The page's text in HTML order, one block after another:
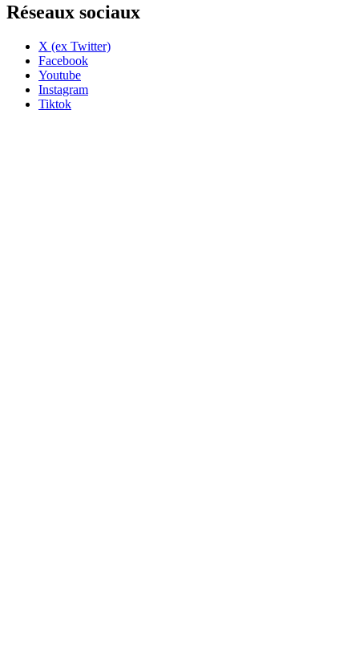
Réseaux sociaux
X (ex Twitter)
Facebook
Youtube
Instagram
Tiktok